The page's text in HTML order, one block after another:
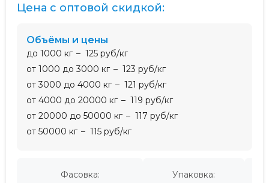
Фасовка:
Упаковка:
Цена с оптовой скидкой:
Объёмы и цены
до 1000 кг
125 руб/кг
от 1000 до 3000 кг
123 руб/кг
от 3000 до 4000 кг
121 руб/кг
от 4000 до 20000 кг
119 руб/кг
от 20000 до 50000 кг
117 руб/кг
от 50000 кг
115 руб/кг